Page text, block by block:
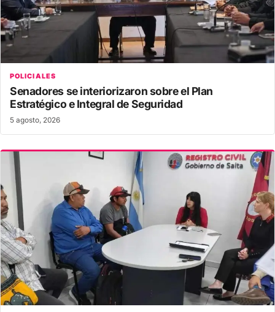
POLICIALES
Senadores se interiorizaron sobre el Plan
Estratégico e Integral de Seguridad
5 agosto, 2026